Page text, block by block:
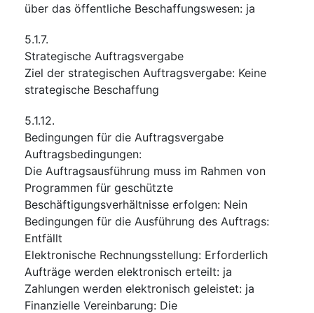
über das öffentliche Beschaffungswesen: ja
5.1.7.
Strategische Auftragsvergabe
Ziel der strategischen Auftragsvergabe: Keine
strategische Beschaffung
5.1.12.
Bedingungen für die Auftragsvergabe
Auftragsbedingungen:
Die Auftragsausführung muss im Rahmen von
Programmen für geschützte
Beschäftigungsverhältnisse erfolgen: Nein
Bedingungen für die Ausführung des Auftrags:
Entfällt
Elektronische Rechnungsstellung: Erforderlich
Aufträge werden elektronisch erteilt: ja
Zahlungen werden elektronisch geleistet: ja
Finanzielle Vereinbarung: Die